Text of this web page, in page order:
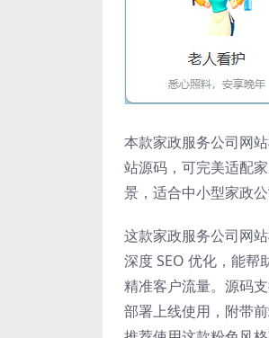
本款家政服务公司网
站源码，可完美适配
景，适合中小型家政
这款家政服务公司网
深度 SEO 优化，能
精准客户流量。源码
部署上线使用，附带